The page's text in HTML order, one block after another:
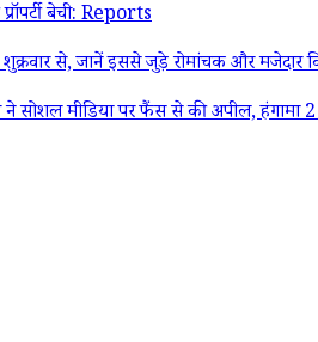
बेची: Reports
से, जानें इससे जुड़े रोमांचक और मजेदार
ने सोशल मीडिया पर फैंस से की अपील,